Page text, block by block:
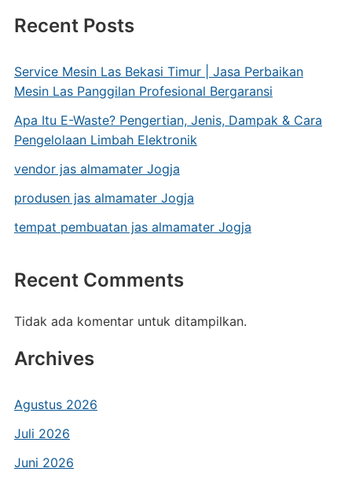
Recent Posts
Service Mesin Las Bekasi Timur | Jasa Perbaikan
Mesin Las Panggilan Profesional Bergaransi
Apa Itu E-Waste? Pengertian, Jenis, Dampak & Cara
Pengelolaan Limbah Elektronik
vendor jas almamater Jogja
produsen jas almamater Jogja
tempat pembuatan jas almamater Jogja
Recent Comments
Tidak ada komentar untuk ditampilkan.
Archives
Agustus 2026
Juli 2026
Juni 2026